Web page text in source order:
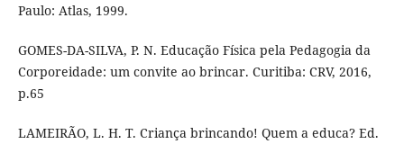
Paulo: Atlas, 1999.
GOMES-DA-SILVA, P. N. Educação Física pela Pedagogia da
Corporeidade: um convite ao brincar. Curitiba: CRV, 2016,
p.65
LAMEIRÃO, L. H. T. Criança brincando! Quem a educa? Ed.